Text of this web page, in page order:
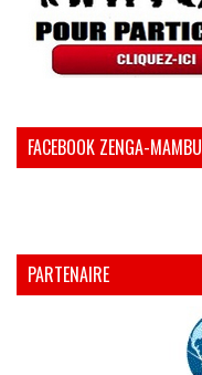
FACEBOOK ZENGA-MAMBU
PARTENAIRE